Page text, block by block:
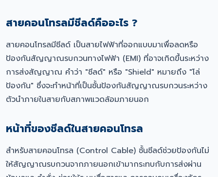
สายคอนโทรลมีชีลด์คืออะไร ?
สายคอนโทรลมีชีลด์ เป็นสายไฟฟ้าที่ออกแบบมาเพื่อลดหรือ
ป้องกันสัญญาณรบกวนทางไฟฟ้า (EMI) ที่อาจเกิดขึ้นระหว่าง
การส่งสัญญาณ คำว่า "ชีลด์" หรือ "Shield" หมายถึง "โล่
ป้องกัน" ซึ่งจะทำหน้าที่เป็นชั้นป้องกันสัญญาณรบกวนระหว่าง
ตัวนำภายในสายกับสภาพแวดล้อมภายนอก
หน้าที่ของชีลด์ในสายคอนโทรล
สำหรับสายคอนโทรล (Control Cable) ชั้นชีลด์ช่วยป้องกันไม่
ให้สัญญาณรบกวนจากภายนอกเข้ามากระทบกับการส่งผ่าน